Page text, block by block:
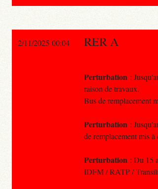
2/11/2025 00:04 RER A
Perturbation :
raison de travaux.
Bus de remplacement
Perturbation :
de remplacement mis
Perturbation : Du 15
IDFM / RATP /